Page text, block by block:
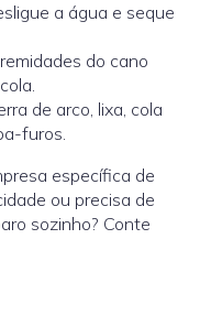
a água e seque
do cano
de arco, lixa, cola
furos.
específica de
ou precisa de
sozinho? Conte